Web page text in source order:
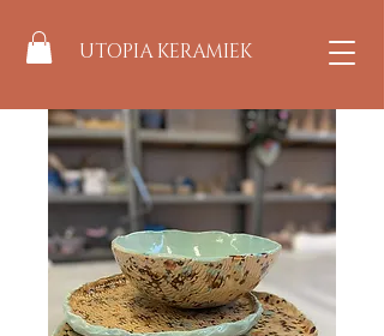
UTOPIA KERAMIEK